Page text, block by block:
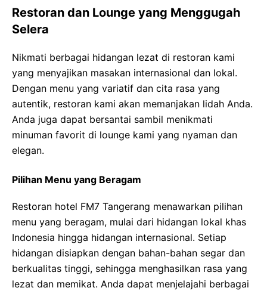
Restoran dan Lounge yang Menggugah
Selera
Nikmati berbagai hidangan lezat di restoran kami
yang menyajikan masakan internasional dan lokal.
Dengan menu yang variatif dan cita rasa yang
autentik, restoran kami akan memanjakan lidah Anda.
Anda juga dapat bersantai sambil menikmati
minuman favorit di lounge kami yang nyaman dan
elegan.
Pilihan Menu yang Beragam
Restoran hotel FM7 Tangerang menawarkan pilihan
menu yang beragam, mulai dari hidangan lokal khas
Indonesia hingga hidangan internasional. Setiap
hidangan disiapkan dengan bahan-bahan segar dan
berkualitas tinggi, sehingga menghasilkan rasa yang
lezat dan memikat. Anda dapat menjelajahi berbagai